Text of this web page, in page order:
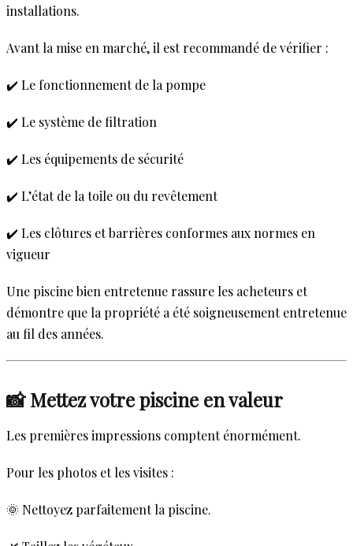
installations.
Avant la mise en marché, il est recommandé de vérifier :
✔️ Le fonctionnement de la pompe
✔️ Le système de filtration
✔️ Les équipements de sécurité
✔️ L’état de la toile ou du revêtement
✔️ Les clôtures et barrières conformes aux normes en
vigueur
Une piscine bien entretenue rassure les acheteurs et
démontre que la propriété a été soigneusement entretenue
au fil des années.
📸 Mettez votre piscine en valeur
Les premières impressions comptent énormément.
Pour les photos et les visites :
🌞 Nettoyez parfaitement la piscine.